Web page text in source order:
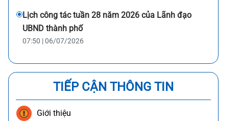
Lịch công tác tuần 28 năm 2026 của Lãnh đạo
UBND thành phố
07:50 | 06/07/2026
TIẾP CẬN THÔNG TIN
Giới thiệu